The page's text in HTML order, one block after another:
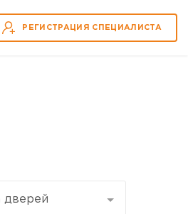
РЕГИСТРАЦИЯ СПЕЦИАЛИСТА
дверей